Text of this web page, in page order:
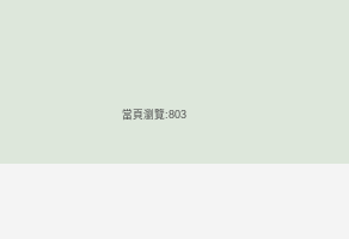
當頁瀏覽:803